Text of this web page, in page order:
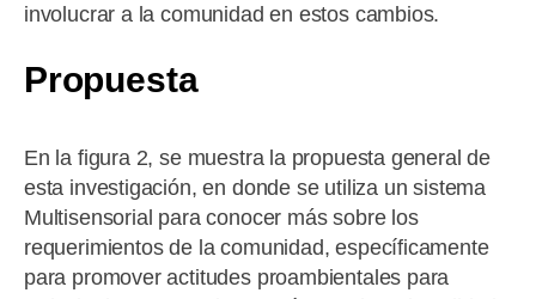
involucrar a la comunidad en estos cambios.
Propuesta
En la figura 2, se muestra la propuesta general de
esta investigación, en donde se utiliza un sistema
Multisensorial para conocer más sobre los
requerimientos de la comunidad, específicamente
para promover actitudes proambientales para